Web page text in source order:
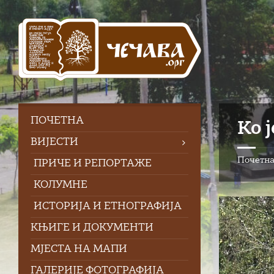
Skip
content
Skip
left
sidebar
Skip
footer
Ко
Почетна
ПOЧЕТНА
ВИЈЕСТИ
ПРИЧЕ И РЕПОРТАЖЕ
КОЛУМНЕ
ИСТОРИЈА И ЕТНОГРАФИЈА
КЊИГЕ И ДОКУМЕНТИ
МЈЕСТА НА МАПИ
ГАЛЕРИЈЕ ФОТОГРАФИЈА